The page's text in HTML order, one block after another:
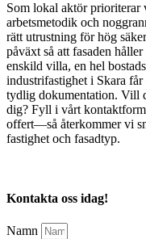
Som lokal aktör prioriterar
arbetsmetodik och
rätt utrustning för hög
påväxt så att fasaden
enskild villa, en hel
industrifastighet i Skara
tydlig dokumentation. Vill
dig? Fyll i vårt
offert—så återkommer vi
fastighet och fasadtyp.
Kontakta oss idag!
Namn